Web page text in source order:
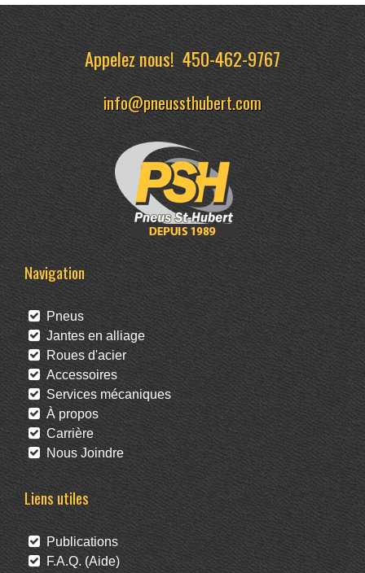
Appelez nous!450-462-9767
info@pneussthubert.com
Navigation
Pneus
Jantes en alliage
Roues d'acier
Accessoires
Services mécaniques
À propos
Carrière
Nous Joindre
Liens utiles
Publications
F.A.Q. (Aide)